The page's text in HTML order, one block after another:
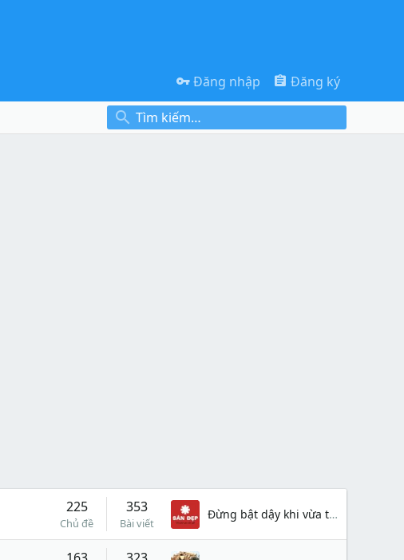
Đăng nhập Đăng ký
225
Chủ đề
353
Bài viết
Đừng bật dậy khi vừa thức giấc để tránh tai biến máu não